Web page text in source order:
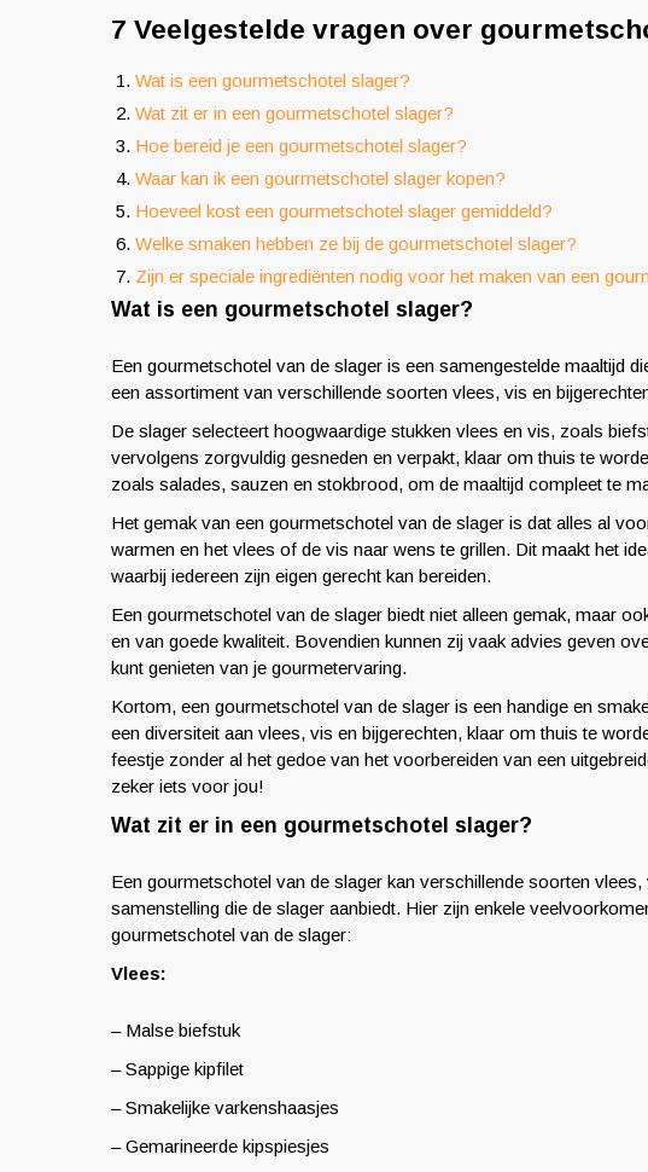
7 Veelgestelde vragen over
Wat is een gourmetschotel slager?
Wat zit er in een gourmetschotel slager?
Hoe bereid je een gourmetschotel slager?
Waar kan ik een gourmetschotel slager kopen?
Hoeveel kost een gourmetschotel slager gemiddeld?
Welke smaken hebben ze bij de gourmetschotel slager?
Zijn er speciale ingrediënten nodig voor het maken van een
Wat is een gourmetschotel slager?
Een gourmetschotel van de slager is een samengestelde maaltijd
een assortiment van verschillende soorten vlees, vis en
De slager selecteert hoogwaardige stukken vlees en vis, zoals
vervolgens zorgvuldig gesneden en verpakt, klaar om thuis te
zoals salades, sauzen en stokbrood, om de maaltijd compleet te
Het gemak van een gourmetschotel van de slager is dat alles al
warmen en het vlees of de vis naar wens te grillen. Dit maakt het
waarbij iedereen zijn eigen gerecht kan bereiden.
Een gourmetschotel van de slager biedt niet alleen gemak, maar
en van goede kwaliteit. Bovendien kunnen zij vaak advies geven
kunt genieten van je gourmetervaring.
Kortom, een gourmetschotel van de slager is een handige en
een diversiteit aan vlees, vis en bijgerechten, klaar om thuis te
feestje zonder al het gedoe van het voorbereiden van een
zeker iets voor jou!
Wat zit er in een gourmetschotel slager?
Een gourmetschotel van de slager kan verschillende soorten
samenstelling die de slager aanbiedt. Hier zijn enkele
gourmetschotel van de slager:
Vlees:
– Malse biefstuk
– Sappige kipfilet
– Smakelijke varkenshaasjes
– Gemarineerde kipspiesjes